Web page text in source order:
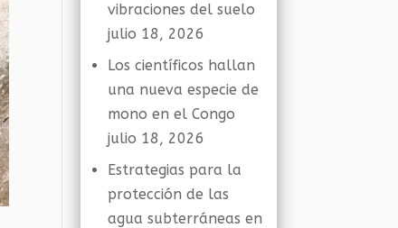
vibraciones del suelo
julio 18, 2026
Los científicos hallan
una nueva especie de
mono en el Congo
julio 18, 2026
Estrategias para la
protección de las
agua subterráneas en